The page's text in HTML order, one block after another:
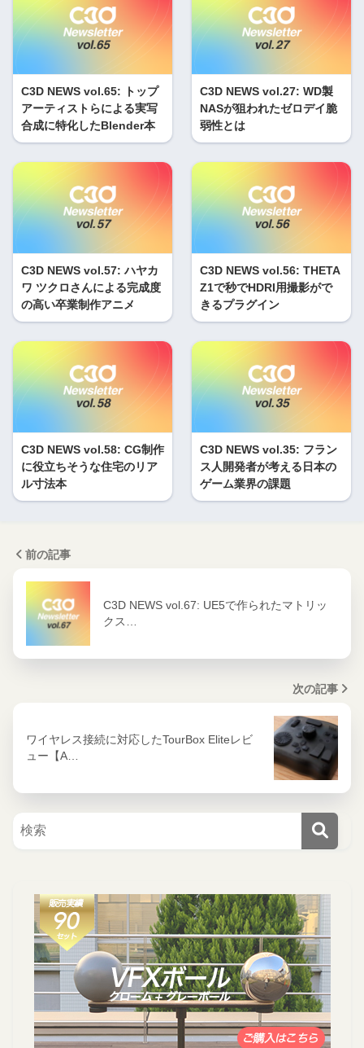
C3D NEWS vol.65: トップ
アーティストらによる実写
合成に特化したBlender本
C3D NEWS vol.27: WD製
NASが狙われたゼロデイ脆
弱性とは
C3D NEWS vol.57: ハヤカ
ワ ツクロさんによる完成度
の高い卒業制作アニメ
C3D NEWS vol.56: THETA
Z1で秒でHDRI用撮影がで
きるプラグイン
C3D NEWS vol.58: CG制作
に役立ちそうな住宅のリア
ル寸法本
C3D NEWS vol.35: フラン
ス人開発者が考える日本の
ゲーム業界の課題
前の記事
C3D NEWS vol.67: UE5で作られたマトリッ
クス…
次の記事
ワイヤレス接続に対応したTourBox Eliteレビ
ュー【A…